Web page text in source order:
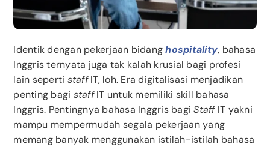
Identik dengan pekerjaan bidanghospitality, bahasa
Inggris ternyata juga tak kalah krusial bagi profesi
lain seperti staffIT, loh. Era digitalisasi menjadikan
penting bagi staffIT untuk memiliki skill bahasa
Inggris. Pentingnya bahasa Inggris bagiStaffIT yakni
mampu mempermudah segala pekerjaan yang
memang banyak menggunakan istilah-istilah bahasa